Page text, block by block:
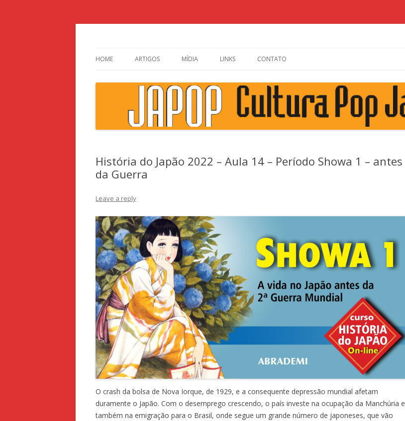
HOME ARTIGOS MÍDIA LINKS CONTATO
História do Japão 2022 – Aula 14 – Período Showa 1 – antes
da Guerra
Leave a reply
O crash da bolsa de Nova Iorque, de 1929, e a consequente depressão mundial afetam
duramente o Japão. Com o desemprego crescendo, o país investe na ocupação da Manchúria e
também na emigração para o Brasil, onde segue um grande número de japoneses, que vão